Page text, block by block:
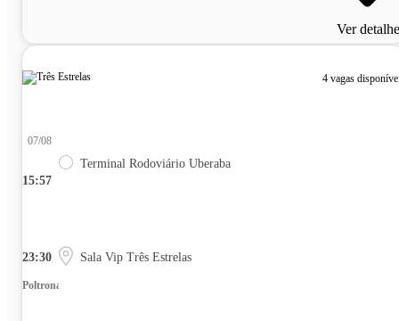
Ver
4 vagas
15:57
07/08
Terminal Rodoviário Uberaba
23:30 Sala Vip Três Estrelas
Poltrona